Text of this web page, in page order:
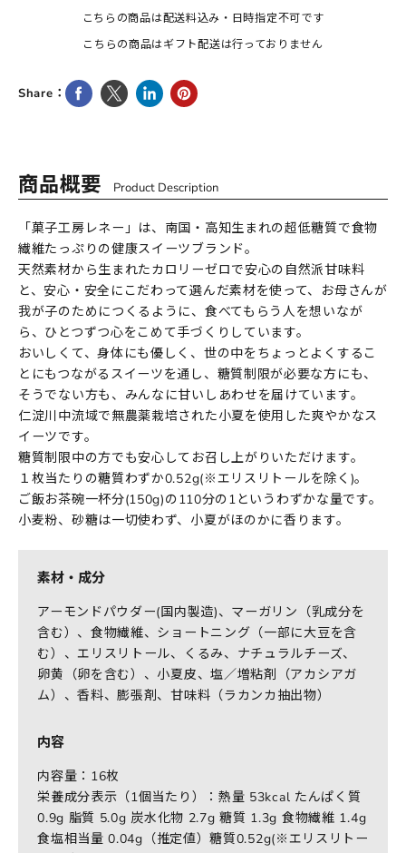
こちらの商品は配送料込み・日時指定不可です
こちらの商品はギフト配送は行っておりません
Share：
商品概要 Product Description
「菓子工房レネー」は、南国・高知生まれの超低糖質で食物
繊維たっぷりの健康スイーツブランド。
天然素材から生まれたカロリーゼロで安心の自然派甘味料
と、安心・安全にこだわって選んだ素材を使って、お母さんが
我が子のためにつくるように、食べてもらう人を想いなが
ら、ひとつずつ心をこめて手づくりしています。
おいしくて、身体にも優しく、世の中をちょっとよくするこ
とにもつながるスイーツを通し、糖質制限が必要な方にも、
そうでない方も、みんなに甘いしあわせを届けています。
仁淀川中流域で無農薬栽培された小夏を使用した爽やかなス
イーツです。
糖質制限中の方でも安心してお召し上がりいただけます。
１枚当たりの糖質わずか0.52g(※エリスリトールを除く)。
ご飯お茶碗一杯分(150g)の110分の1というわずかな量です。
小麦粉、砂糖は一切使わず、小夏がほのかに香ります。
素材・成分
アーモンドパウダー(国内製造)、マーガリン（乳成分を
含む）、食物繊維、ショートニング（一部に大豆を含
む）、エリスリトール、くるみ、ナチュラルチーズ、
卵黄（卵を含む）、小夏皮、塩／増粘剤（アカシアガ
ム）、香料、膨張剤、甘味料（ラカンカ抽出物）
内容
内容量：16枚
栄養成分表示（1個当たり）：熱量 53kcal たんぱく質
0.9g 脂質 5.0g 炭水化物 2.7g 糖質 1.3g 食物繊維 1.4g
食塩相当量 0.04g（推定値）糖質0.52g(※エリスリトー